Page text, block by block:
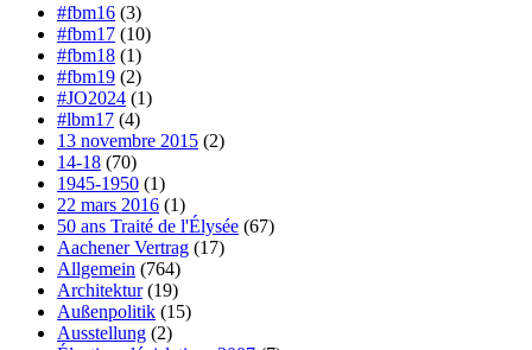
#fbm16 (3)
#fbm17 (10)
#fbm18 (1)
#fbm19 (2)
#JO2024 (1)
#lbm17 (4)
13 novembre 2015 (2)
14-18 (70)
1945-1950 (1)
22 mars 2016 (1)
50 ans Traité de l'Élysée (67)
Aachener Vertrag (17)
Allgemein (764)
Architektur(19)
Außenpolitik (15)
Ausstellung (2)